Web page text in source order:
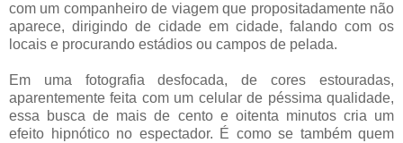
com um companheiro de viagem que propositadamente não
aparece, dirigindo de cidade em cidade, falando com os
locais e procurando estádios ou campos de pelada.
Em uma fotografia desfocada, de cores estouradas,
aparentemente feita com um celular de péssima qualidade,
essa busca de mais de cento e oitenta minutos cria um
efeito hipnótico no espectador. É como se também quem